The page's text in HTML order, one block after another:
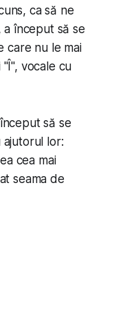
ca să ne
început să se
care nu le mai
"Î", vocale cu
să se
lor:
cea mai
seama de